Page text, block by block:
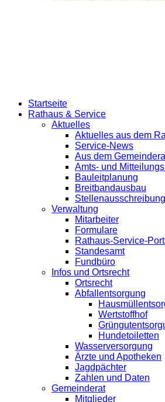
Startseite
Rathaus & Service
Aktuelles
Aktuelles aus dem
Service-News
Aus dem
Amts- und
Bauleitplanung
Breitbandausbau
Stellenausschreibung
Verwaltung
Mitarbeiter
Formulare
Rathaus-Service-
Standesamt
Fundbüro
Infos und Ortsrecht
Ortsrecht
Abfallentsorgung
Wertstoffhof
Hundetoiletten
Wasserversorgung
Ärzte und Apotheken
Jagdpächter
Zahlen und Daten
Gemeinderat
Mitglieder